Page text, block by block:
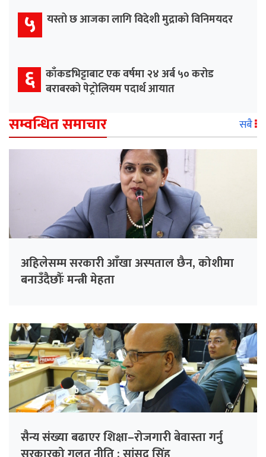
५ यस्तो छ आजका लागि विदेशी मुद्राको विनिमयदर
६ काँकडभिट्टाबाट एक वर्षमा २४ अर्ब ५० करोड
बराबरको पेट्रोलियम पदार्थ आयात
सम्वन्धित समाचार सबै
अहिलेसम्म सरकारी आँखा अस्पताल छैन, कोशीमा
बनाउँदैछौँः मन्त्री मेहता
सैन्य संख्या बढाएर शिक्षा–रोजगारी बेवास्ता गर्नु